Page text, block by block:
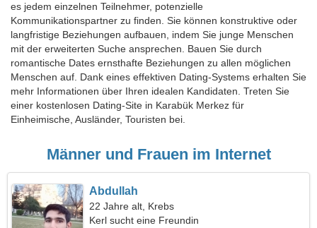
es jedem einzelnen Teilnehmer, potenzielle
Kommunikationspartner zu finden. Sie können konstruktive oder
langfristige Beziehungen aufbauen, indem Sie junge Menschen
mit der erweiterten Suche ansprechen. Bauen Sie durch
romantische Dates ernsthafte Beziehungen zu allen möglichen
Menschen auf. Dank eines effektiven Dating-Systems erhalten Sie
mehr Informationen über Ihren idealen Kandidaten. Treten Sie
einer kostenlosen Dating-Site in Karabük Merkez für
Einheimische, Ausländer, Touristen bei.
Männer und Frauen im Internet
Abdullah
22 Jahre alt, Krebs
Kerl sucht eine Freundin